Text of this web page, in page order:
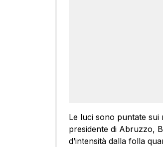
Le luci sono puntate sui
presidente di Abruzzo,
d’intensità dalla folla